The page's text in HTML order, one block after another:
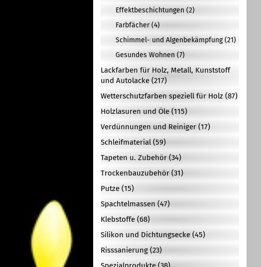
Effektbeschichtungen (2)
Farbfächer (4)
Schimmel- und Algenbekämpfung (21)
Gesundes Wohnen (7)
Lackfarben für Holz, Metall, Kunststoff
und Autolacke (217)
Wetterschutzfarben speziell für Holz (87)
Holzlasuren und Öle (115)
Verdünnungen und Reiniger (17)
Schleifmaterial (59)
Tapeten u. Zubehör (34)
Trockenbauzubehör (31)
Putze (15)
Spachtelmassen (47)
Klebstoffe (68)
Silikon und Dichtungsecke (45)
Risssanierung (23)